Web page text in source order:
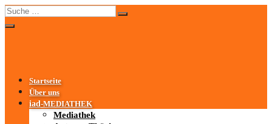
Startseite
Über uns
iad-MEDIATHEK
Mediathek